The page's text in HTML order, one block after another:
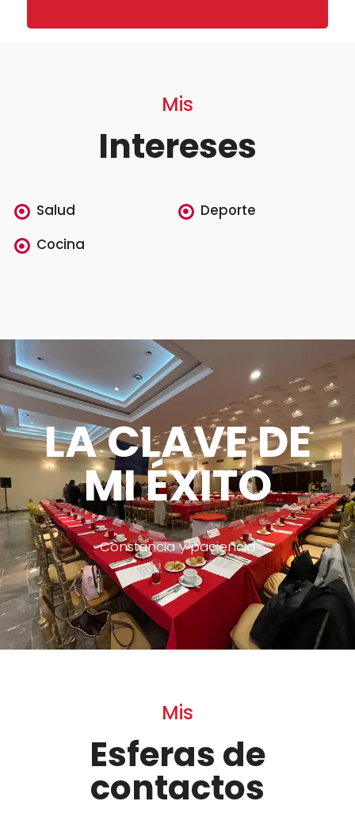
Mis
Intereses
Salud
Cocina
Deporte
LA CLAVE DE
MI ÉXITO
Constancia y paciencia
Mis
Esferas de
contactos